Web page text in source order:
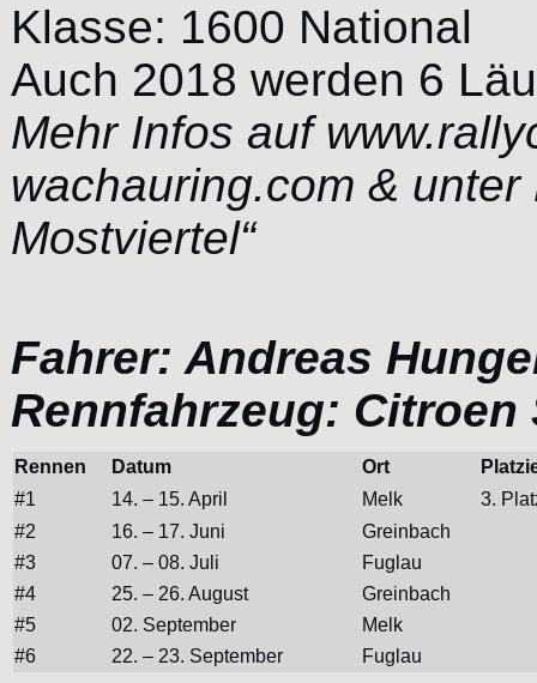
Klasse: 1600 National
Auch 2018 werden 6
Mehr Infos auf
wachauring.com & unter
Mostviertel“
Fahrer: Andreas
Rennfahrzeug: Citroen
Rennen Datum Ort
#1
14. – 15. April Melk
3.
#2
16. – 17. Juni
Greinbach
#3
07. – 08. Juli
Fuglau
#4
25. – 26. August
Greinbach
#5
02. September
Melk
#6
22. – 23. September Fuglau